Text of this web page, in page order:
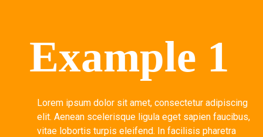
Example 1
Lorem ipsum dolor sit amet, consectetur adipiscing
elit. Aenean scelerisque ligula eget sapien faucibus,
vitae lobortis turpis eleifend. In facilisis pharetra